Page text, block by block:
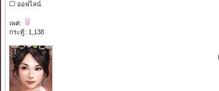
ออฟไลน์
เพศ:
กระทู้: 1,138